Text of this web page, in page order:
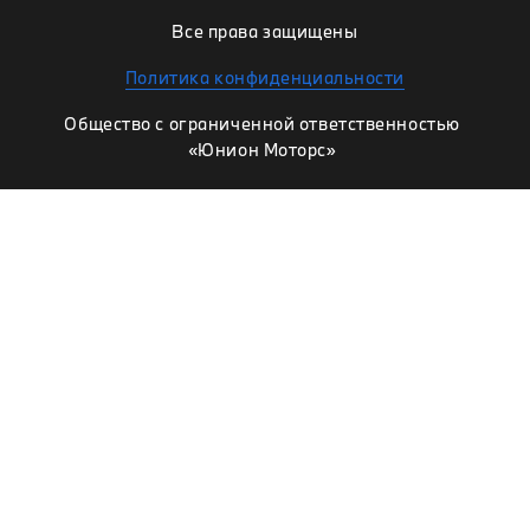
Все права защищены
Политика конфиденциальности
Общество с ограниченной ответственностью
«Юнион Моторс»